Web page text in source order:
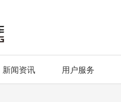
新闻资讯 用户服务